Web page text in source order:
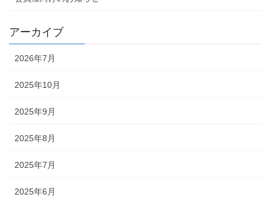
アーカイブ
2026年7月
2025年10月
2025年9月
2025年8月
2025年7月
2025年6月